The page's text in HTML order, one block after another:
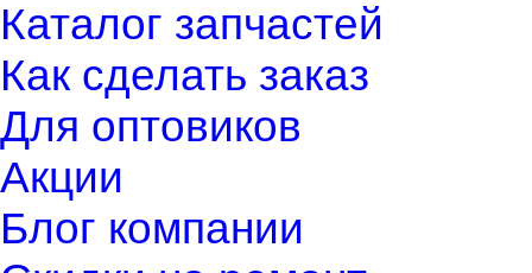
Каталог запчастей
Как сделать заказ
Для оптовиков
Акции
Блог компании